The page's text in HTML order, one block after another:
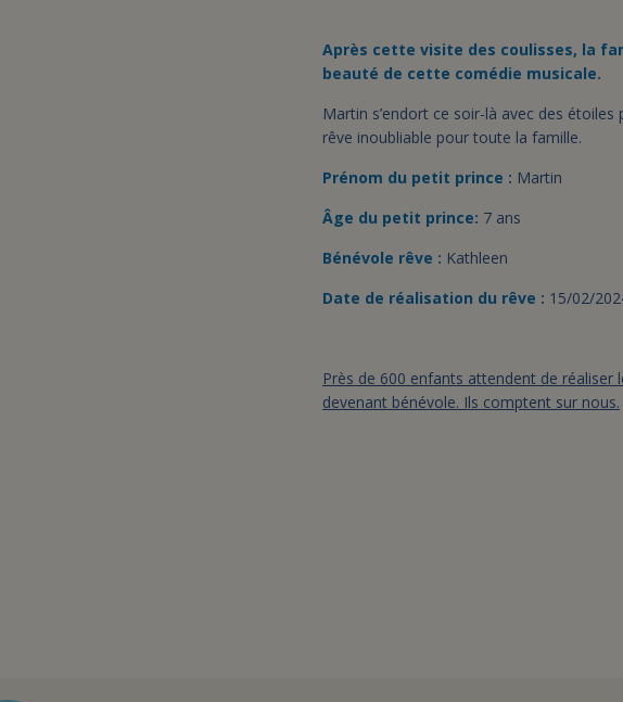
Après cette visite des coulisses, la
beauté de cette comédie musicale.
Martin s’endort ce soir-là avec des
rêve inoubliable pour toute la famille.
Prénom du petit prince : Martin
Âge du petit prince: 7 ans
Bénévole rêve : Kathleen
Date de réalisation du rêve : 15/02/
Près de 600 enfants attendent de
devenant bénévole. Ils comptent sur nous.